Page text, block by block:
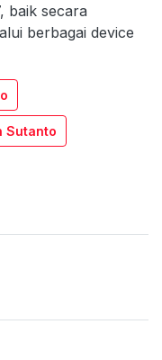
baik secara
berbagai device
Sutanto